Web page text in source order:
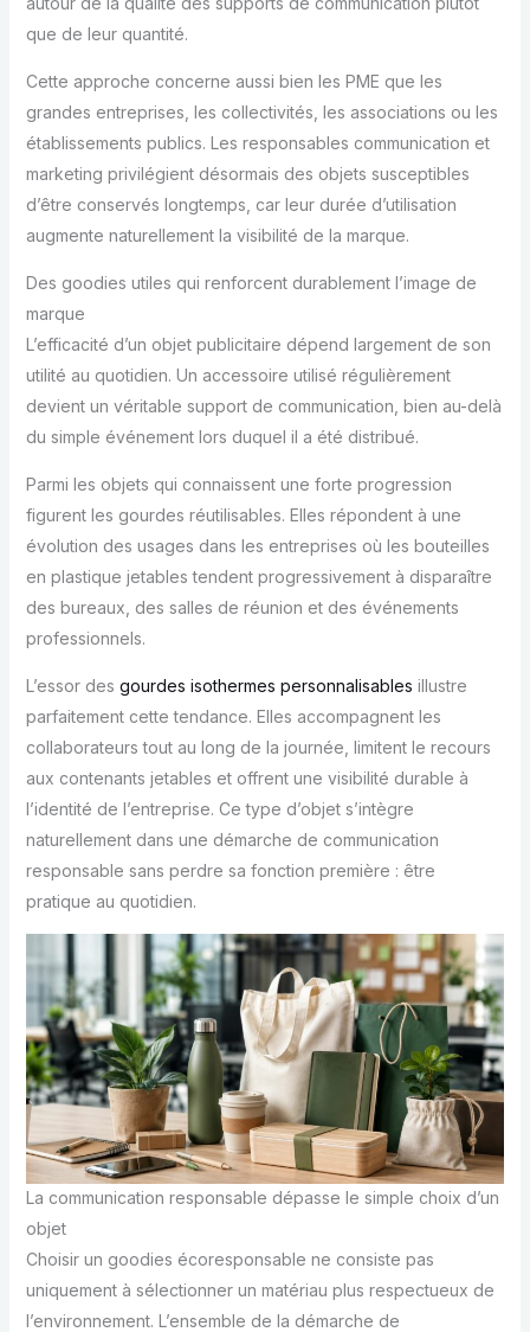
que de leur quantité.
Cette approche concerne aussi bien les PME que les
grandes entreprises, les collectivités, les associations ou les
établissements publics. Les responsables communication et
marketing privilégient désormais des objets susceptibles
d’être conservés longtemps, car leur durée d’utilisation
augmente naturellement la visibilité de la marque.
Des goodies utiles qui renforcent durablement l’image de
marque
L’efficacité d’un objet publicitaire dépend largement de son
utilité au quotidien. Un accessoire utilisé régulièrement
devient un véritable support de communication, bien au-delà
du simple événement lors duquel il a été distribué.
Parmi les objets qui connaissent une forte progression
figurent les gourdes réutilisables. Elles répondent à une
évolution des usages dans les entreprises où les bouteilles
en plastique jetables tendent progressivement à disparaître
des bureaux, des salles de réunion et des événements
professionnels.
L’essor des gourdes isothermes personnalisables illustre
parfaitement cette tendance. Elles accompagnent les
collaborateurs tout au long de la journée, limitent le recours
aux contenants jetables et offrent une visibilité durable à
l’identité de l’entreprise. Ce type d’objet s’intègre
naturellement dans une démarche de communication
responsable sans perdre sa fonction première : être
pratique au quotidien.
La communication responsable dépasse le simple choix d’un
objet
Choisir un goodies écoresponsable ne consiste pas
uniquement à sélectionner un matériau plus respectueux de
l’environnement. L’ensemble de la démarche de